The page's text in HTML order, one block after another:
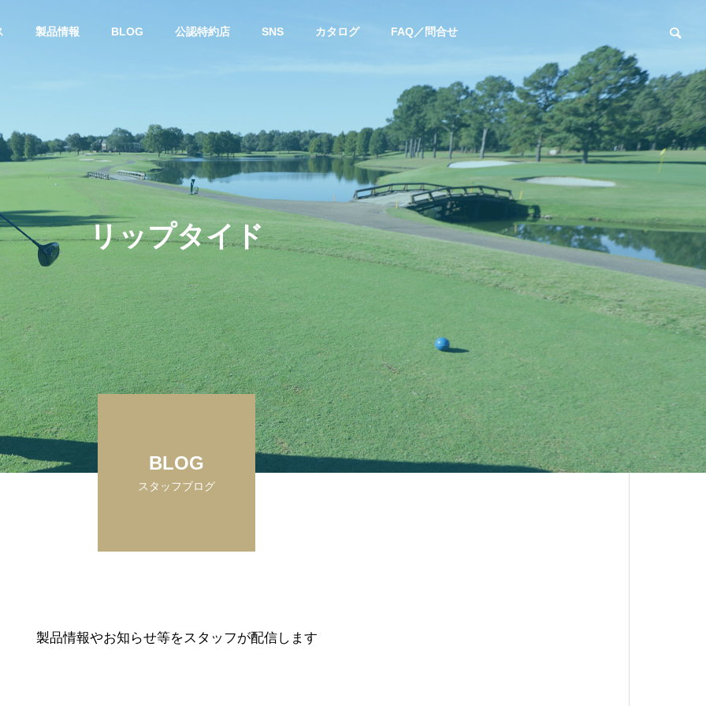
製品情報 BLOG 公認特約店 SNS カタログ FAQ／問合せ
ジョージア州で開催
メジャーツアーにおい
シャフト使用
連続で優勝
DynamicGold 115 に 限定 “桜”
モデル『Dynamic Gold 115 Tou
r Issue SAKURA』
ユーチューブ
【YouTube】阿部桃子選手と対
決！カリスマフィッター吉田智
によるSteelFiber対決シリーズ第
四弾
お知らせ
新年あけまし
います
リップタイド
BLOG
スタッフブログ
製品情報やお知らせ等をスタッフが配信します